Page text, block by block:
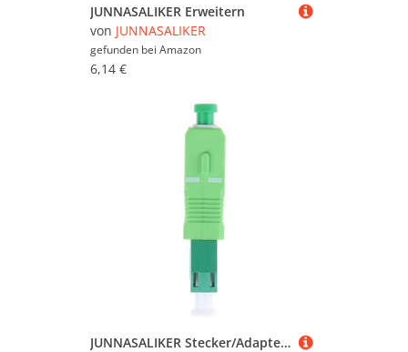
JUNNASALIKER Erweitern
von JUNNASALIKER
gefunden bei Amazon
6,14 €
JUNNASALIKER Stecker/Adapter Für Faseradapter Glasfaser Male Zu Faser Optikadapterersatz